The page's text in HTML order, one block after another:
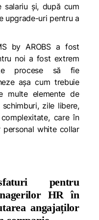
și, după cum
upgrade-uri pentru a
by AROBS a fost
noi a fost extrem
procese să fie
așa cum trebuie
multe elemente de
zile libere,
care în
white collar
pentru
HR în
angajaților